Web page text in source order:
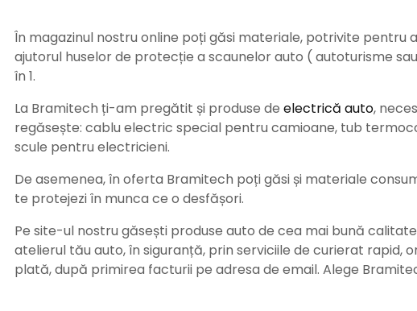
În magazinul nostru online poți găsi materiale, potrivite pentru
ajutorul huselor de protecție a scaunelor auto ( autoturisme
în 1.
La Bramitech ți-am pregătit și produse de electrică auto,
regăsește: cablu electric special pentru camioane, tub
scule pentru electricieni.
De asemenea, în oferta Bramitech poți găsi și materiale
te protejezi în munca ce o desfășori.
Pe site-ul nostru găsești produse auto de cea mai bună
atelierul tău auto, în siguranță, prin serviciile de curierat rapid,
plată, după primirea facturii pe adresa de email. Alege